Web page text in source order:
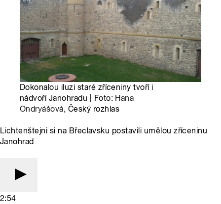
Dokonalou iluzi staré zříceniny tvoří i
nádvoří Janohradu | Foto: Hana
Ondryášová, Český rozhlas
Lichtenštejni si na Břeclavsku postavili umělou zříceninu
Janohrad
2:54